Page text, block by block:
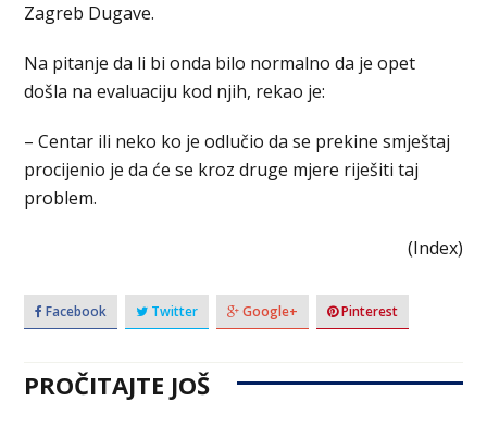
Zagreb Dugave.
Na pitanje da li bi onda bilo normalno da je opet
došla na evaluaciju kod njih, rekao je:
– Centar ili neko ko je odlučio da se prekine smještaj
procijenio je da će se kroz druge mjere riješiti taj
problem.
(Index)
Facebook Twitter Google+ Pinterest
PROČITAJTE JOŠ